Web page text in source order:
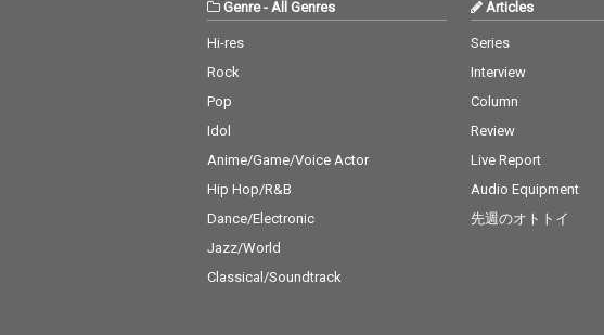
Genre- All Genres
Hi-res
Rock
Pop
Idol
Anime/Game/Voice Actor
Hip Hop/R&B
Dance/Electronic
Jazz/World
Classical/Soundtrack
Articles
Series
Interview
Column
Review
Live Report
Audio Equipment
先週のオトトイ